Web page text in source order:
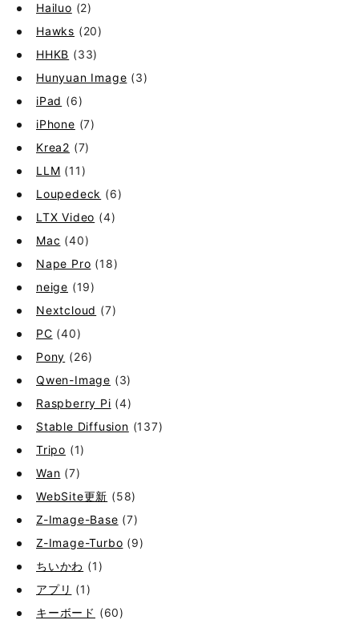
Hailuo (2)
Hawks (20)
HHKB (33)
Hunyuan Image (3)
iPad (6)
iPhone (7)
Krea2 (7)
LLM (11)
Loupedeck (6)
LTX Video (4)
Mac (40)
Nape Pro (18)
neige (19)
Nextcloud (7)
PC (40)
Pony (26)
Qwen-Image (3)
Raspberry Pi (4)
Stable Diffusion (137)
Tripo (1)
Wan (7)
WebSite更新 (58)
Z-Image-Base (7)
Z-Image-Turbo (9)
ちいかわ (1)
アプリ (1)
キーボード (60)